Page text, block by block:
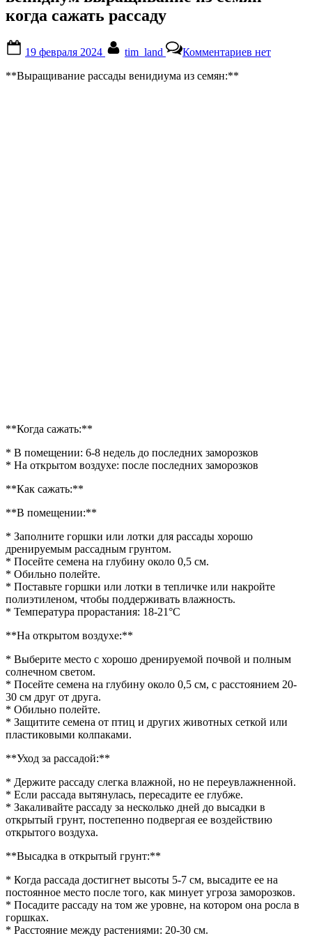
когда сажать рассаду
on
19 февраля 2024 tim_land Комментариевзаписи
нет
**Выращивание рассады венидиума из семян:**
**Когда сажать:**
* В помещении: 6-8 недель до последних заморозков
* На открытом воздухе: после последних заморозков
**Как сажать:**
**В помещении:**
* Заполните горшки или лотки для рассады хорошо
дренируемым рассадным грунтом.
* Посейте семена на глубину около 0,5 см.
* Обильно полейте.
* Поставьте горшки или лотки в тепличке или накройте
полиэтиленом, чтобы поддерживать влажность.
* Температура прорастания: 18-21°C
**На открытом воздухе:**
* Выберите место с хорошо дренируемой почвой и полным
солнечном светом.
* Посейте семена на глубину около 0,5 см, с расстоянием 20-
30 см друг от друга.
* Обильно полейте.
* Защитите семена от птиц и других животных сеткой или
пластиковыми колпаками.
**Уход за рассадой:**
* Держите рассаду слегка влажной, но не переувлажненной.
* Если рассада вытянулась, пересадите ее глубже.
* Закаливайте рассаду за несколько дней до высадки в
открытый грунт, постепенно подвергая ее воздействию
открытого воздуха.
**Высадка в открытый грунт:**
* Когда рассада достигнет высоты 5-7 см, высадите ее на
постоянное место после того, как минует угроза заморозков.
* Посадите рассаду на том же уровне, на котором она росла в
горшках.
* Расстояние между растениями: 20-30 см.